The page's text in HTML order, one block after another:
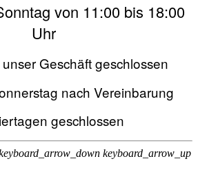
von 11:00 bis 18:00
Uhr
Geschäft geschlossen
nach Vereinbarung
geschlossen
keyboard_arrow_up